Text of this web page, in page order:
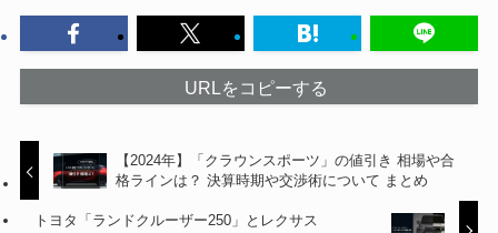
URLをコピーする
【2024年】「クラウンスポーツ」の値引き 相場や合
格ラインは？ 決算時期や交渉術について まとめ
トヨタ「ランドクルーザー250」とレクサス